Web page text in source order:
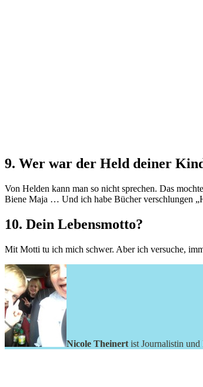
9. Wer war der Held deiner
Von Helden kann man so nicht sprechen. Das
Biene Maja … Und ich habe Bücher verschlungen
10. Dein Lebensmotto?
Mit Motti tu ich mich schwer. Aber ich versuche,
Nicole Theinert ist Journalistin